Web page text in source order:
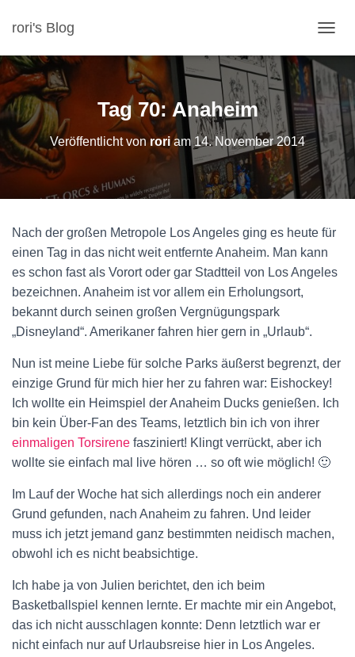
rori's Blog
A
V
G
T
O
N
U
C
H
Tag 70: Anaheim
Veröffentlicht von roriam14. November 2014
Nach der großen Metropole Los Angeles ging es heute für
einen Tag in das nicht weit entfernte Anaheim. Man kann
es schon fast als Vorort oder gar Stadtteil von Los Angeles
bezeichnen. Anaheim ist vor allem ein Erholungsort,
bekannt durch seinen großen Vergnügungspark
„Disneyland“. Amerikaner fahren hier gern in „Urlaub“.
Nun ist meine Liebe für solche Parks äußerst begrenzt, der
einzige Grund für mich hier her zu fahren war: Eishockey!
Ich wollte ein Heimspiel der Anaheim Ducks genießen. Ich
bin kein Über-Fan des Teams, letztlich bin ich von ihrer
einmaligen Torsirene fasziniert! Klingt verrückt, aber ich
wollte sie einfach mal live hören … so oft wie möglich! 🙂
Im Lauf der Woche hat sich allerdings noch ein anderer
Grund gefunden, nach Anaheim zu fahren. Und leider
muss ich jetzt jemand ganz bestimmten neidisch machen,
obwohl ich es nicht beabsichtige.
Ich habe ja von Julien berichtet, den ich beim
Basketballspiel kennen lernte. Er machte mir ein Angebot,
das ich nicht ausschlagen konnte: Denn letztlich war er
nicht einfach nur auf Urlaubsreise hier in Los Angeles.